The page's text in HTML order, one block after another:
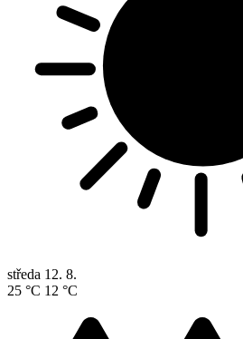
středa 12. 8.
25 °C 12 °C